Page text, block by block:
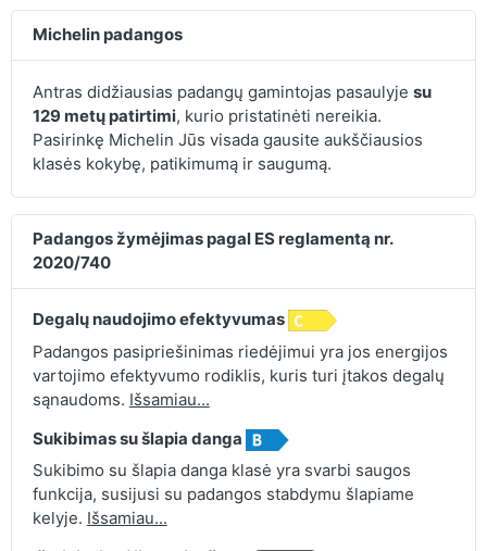
Michelin padangos
Antras didžiausias padangų gamintojas pasaulyje su
129 metų patirtimi, kurio pristatinėti nereikia.
Pasirinkę Michelin Jūs visada gausite aukščiausios
klasės kokybę, patikimumą ir saugumą.
Padangos žymėjimas pagal ES reglamentą nr.
2020/740
Degalų naudojimo efektyvumas
Padangos pasipriešinimas riedėjimui yra jos energijos
vartojimo efektyvumo rodiklis, kuris turi įtakos degalų
sąnaudoms. Išsamiau...
Sukibimas su šlapia danga
Sukibimo su šlapia danga klasė yra svarbi saugos
funkcija, susijusi su padangos stabdymu šlapiame
kelyje. Išsamiau...